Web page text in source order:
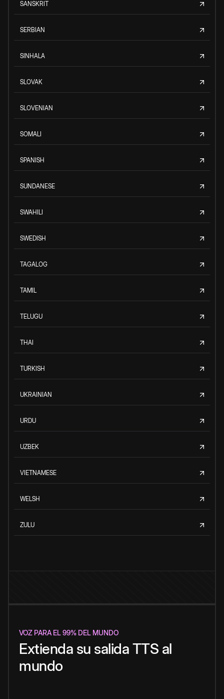
SANSKRIT
SERBIAN
SINHALA
SLOVAK
SLOVENIAN
SOMALI
SPANISH
SUNDANESE
SWAHILI
SWEDISH
TAGALOG
TAMIL
TELUGU
THAI
TURKISH
UKRAINIAN
URDU
UZBEK
VIETNAMESE
WELSH
ZULU
VOZ PARA EL 99% DEL MUNDO
Extienda su salida TTS al
mundo